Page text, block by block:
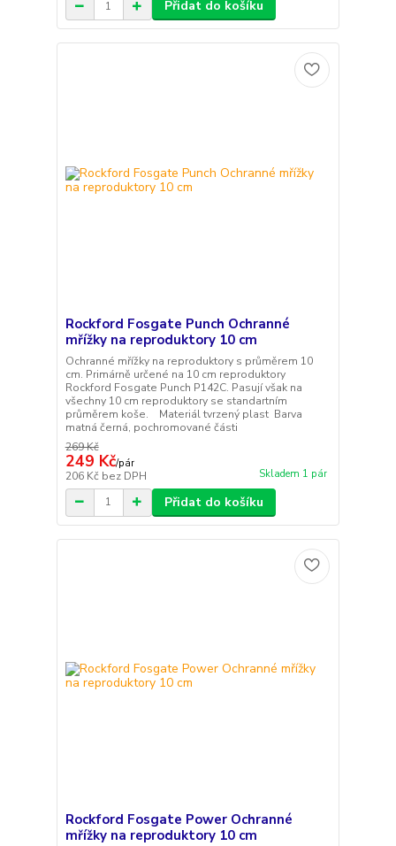
Přidat do košíku
Rockford Fosgate Punch Ochranné
mřížky na reproduktory 10 cm
Ochranné mřížky na reproduktory s průměrem 10
cm. Primárně určené na 10 cm reproduktory
Rockford Fosgate Punch P142C. Pasují však na
všechny 10 cm reproduktory se standartním
průměrem koše. Materiál tvrzený plast Barva
matná černá, pochromované části
269 Kč
249 Kč/pár
206 Kč bez DPH Skladem 1 pár
Přidat do košíku
Rockford Fosgate Power Ochranné
mřížky na reproduktory 10 cm